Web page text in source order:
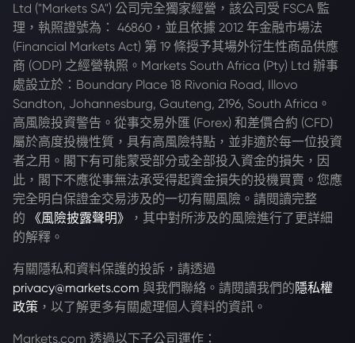
Ltd ("Markets SA") 公司完全獨家經營，該公司受 FSCA 監
理，執照證號為： 46860，並且依據 2012 年金融市場法
(Financial Markets Act) 第 19 條授予其場外衍生性商品供應
商 (ODP) 之經營執照。Markets South Africa (Pty) Ltd 辦事
處設立於：Boundary Place 18 Rivonia Road, Illovo
Sandton, Johannesburg, Gauteng, 2196, South Africa。
高風險投資警告。從事交易外匯 (Forex) 和差價合約 (CFD)
屬於高度投機性質，具有高風險特點，並非適於每一位投資
者之用。閣下有可能蒙受部分或全部投入資金的損失，因
此，閣下不應從事無法承受得起資金損失的投機買賣。您應
完全明白保證金交易涉及的一切有關風險。請閱讀完整
的
《風險披露聲明》
，其中對所涉及的風險進行了更詳細
的解釋。
有關隱私和資料保護的投訴，請透過
privacy@markets.com 與我們聯絡。請閱讀我們的 隱私權
政策 ，以了解更多有關處理個人資料的資訊。
Markets.com 透過以下子公司運作：